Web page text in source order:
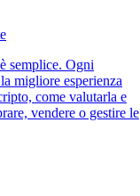
semplice. Ogni
migliore esperienza
come valutarla e
vendere o gestire le